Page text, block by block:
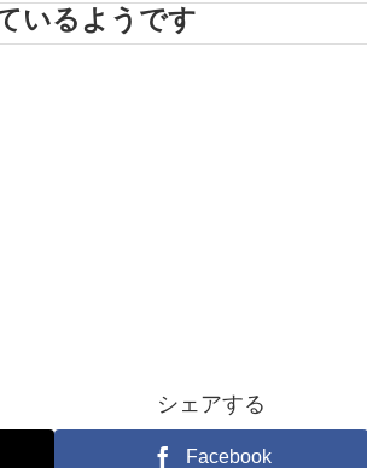
いるようです
シェアする
Facebook